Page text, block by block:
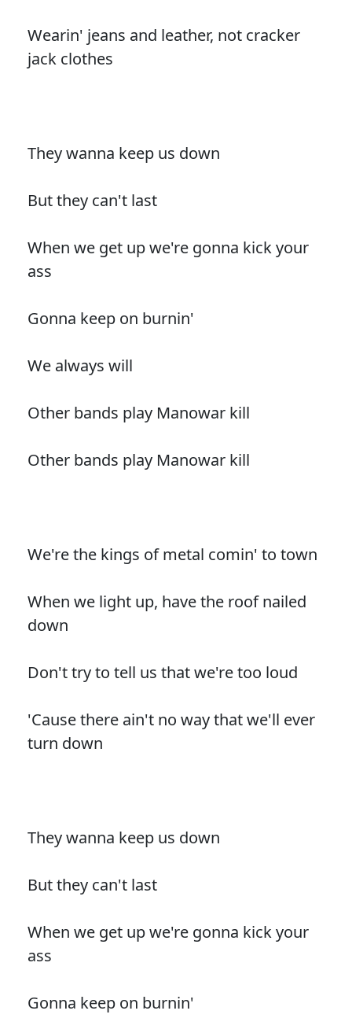
Wearin' jeans and leather, not cracker
jack clothes
They wanna keep us down
But they can't last
When we get up we're gonna kick your
ass
Gonna keep on burnin'
We always will
Other bands play Manowar kill
Other bands play Manowar kill
We're the kings of metal comin' to town
When we light up, have the roof nailed
down
Don't try to tell us that we're too loud
'Cause there ain't no way that we'll ever
turn down
They wanna keep us down
But they can't last
When we get up we're gonna kick your
ass
Gonna keep on burnin'